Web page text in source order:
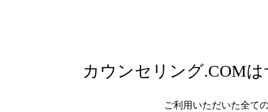
カウンセリング.COM
ご利用いただいた全て